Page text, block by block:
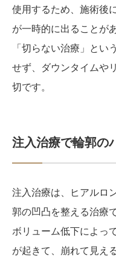
使用するため、施術後
が一時的に出ることが
「切らない治療」とい
せず、ダウンタイムや
切です。
注入治療で輪郭の
注入治療は、ヒアルロ
郭の凹凸を整える治療
ボリューム低下によっ
が起きて、崩れて見え